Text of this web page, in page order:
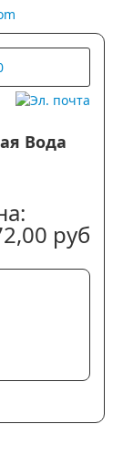
Вода
руб